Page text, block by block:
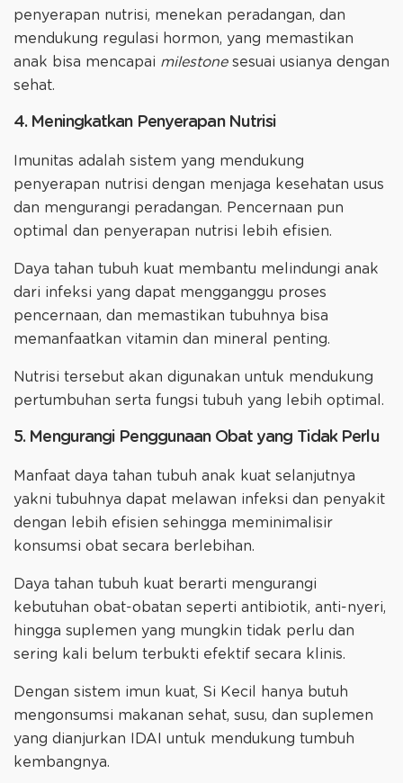
penyerapan nutrisi, menekan peradangan, dan
mendukung regulasi hormon, yang memastikan
anak bisa mencapai milestone sesuai usianya dengan
sehat.
4. Meningkatkan Penyerapan Nutrisi
Imunitas adalah sistem yang mendukung
penyerapan nutrisi dengan menjaga kesehatan usus
dan mengurangi peradangan. Pencernaan pun
optimal dan penyerapan nutrisi lebih efisien.
Daya tahan tubuh kuat membantu melindungi anak
dari infeksi yang dapat mengganggu proses
pencernaan, dan memastikan tubuhnya bisa
memanfaatkan vitamin dan mineral penting.
Nutrisi tersebut akan digunakan untuk mendukung
pertumbuhan serta fungsi tubuh yang lebih optimal.
5. Mengurangi Penggunaan Obat yang Tidak Perlu
Manfaat daya tahan tubuh anak kuat selanjutnya
yakni tubuhnya dapat melawan infeksi dan penyakit
dengan lebih efisien sehingga meminimalisir
konsumsi obat secara berlebihan.
Daya tahan tubuh kuat berarti mengurangi
kebutuhan obat-obatan seperti antibiotik, anti-nyeri,
hingga suplemen yang mungkin tidak perlu dan
sering kali belum terbukti efektif secara klinis.
Dengan sistem imun kuat, Si Kecil hanya butuh
mengonsumsi makanan sehat, susu, dan suplemen
yang dianjurkan IDAI untuk mendukung tumbuh
kembangnya.